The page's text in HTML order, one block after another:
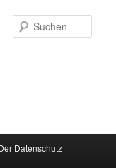
Datenschutz